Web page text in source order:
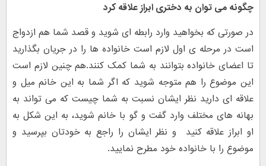
چگونه می توان به دختری ابراز علاقه کرد
در صورتی که بخواهید وارد رابطه ای شوید و قصد شما هم ازدواج
است در مرحله ی اول لازم است خانواده ها را در جریان بگذارید
تا اعضای خانواده بتوانند به شما کمک کنند.هم چنین لازم است
این موضوع را هم متوجه شوید که اگر شما به این خانم میل و
علاقه ای دارید نظر ایشان نسبت به شما چیست که می تواند به
بهانه های مختلف وارد گفت و گو با خانم شوید، به این شکل به
او ابراز علاقه کنید و نظر ایشان را راجع به خودتان بپرسید و
موضوع را با خانواده خود مطرح نمایید.